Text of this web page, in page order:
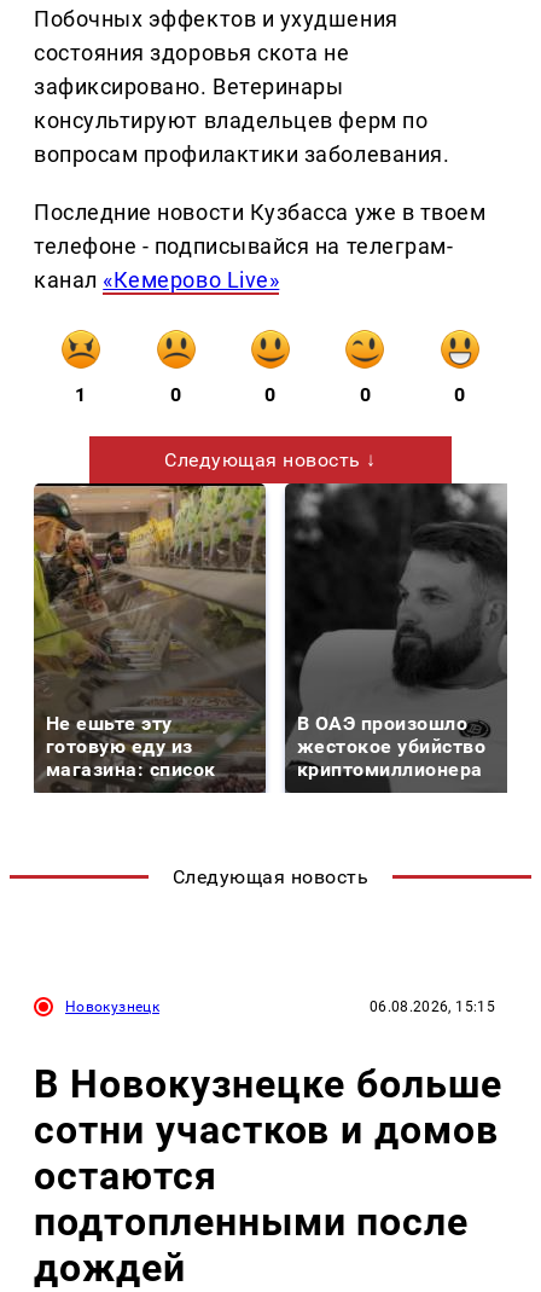
Побочных эффектов и ухудшения
состояния здоровья скота не
зафиксировано. Ветеринары
консультируют владельцев ферм по
вопросам профилактики заболевания.
Последние новости Кузбасса уже в твоем
телефоне - подписывайся на телеграм-
канал «Кемерово Live»
1 0 0 0 0
Следующая новость ↓
Не ешьте эту
готовую еду из
магазина: список
В ОАЭ произошло
жестокое убийство
криптомиллионера
Следующая новость
Новокузнецк 06.08.2026, 15:15
В Новокузнецке больше
сотни участков и домов
остаются
подтопленными после
дождей